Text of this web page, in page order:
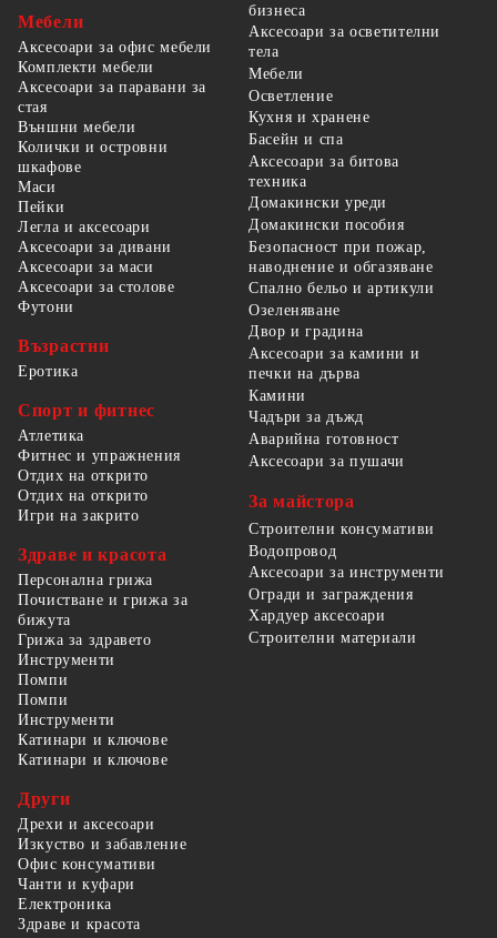
Мебели
Аксесоари за офис мебели
Комплекти мебели
Аксесоари за паравани за
стая
Външни мебели
Колички и островни
шкафове
Маси
Пейки
Легла и аксесоари
Аксесоари за дивани
Аксесоари за маси
Аксесоари за столове
Футони
Възрастни
Еротика
Спорт и фитнес
Атлетика
Фитнес и упражнения
Отдих на открито
Отдих на открито
Игри на закрито
Здраве и красота
Персонална грижа
Почистване и грижа за
бижута
Грижа за здравето
бизнеса
Аксесоари за осветителни
тела
Мебели
Осветление
Кухня и хранене
Басейн и спа
Аксесоари за битова
техника
Домакински уреди
Домакински пособия
Безопасност при пожар,
наводнение и обгазяване
Спално бельо и артикули
Озеленяване
Двор и градина
Аксесоари за камини и
печки на дърва
Камини
Чадъри за дъжд
Аварийна готовност
Аксесоари за пушачи
За майстора
Строителни консумативи
Водопровод
Аксесоари за инструменти
Огради и заграждения
Хардуер аксесоари
Строителни материали
Инструменти
Помпи
Помпи
Инструменти
Катинари и ключове
Катинари и ключове
Други
Дрехи и аксесоари
Изкуство и забавление
Офис консумативи
Чанти и куфари
Електроника
Здраве и красота